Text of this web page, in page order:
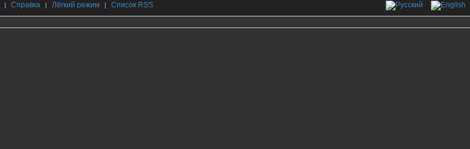
| Справка | Лёгкий режим | Список RSS